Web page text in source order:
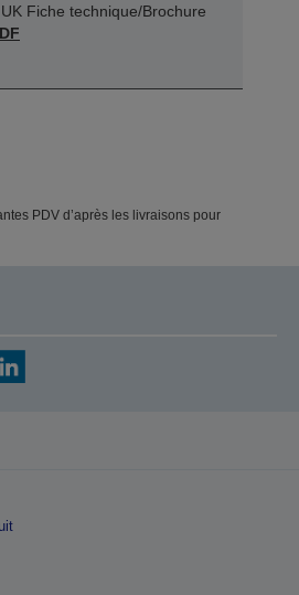
Fiche technique/Brochure
PDV d’après les livraisons pour